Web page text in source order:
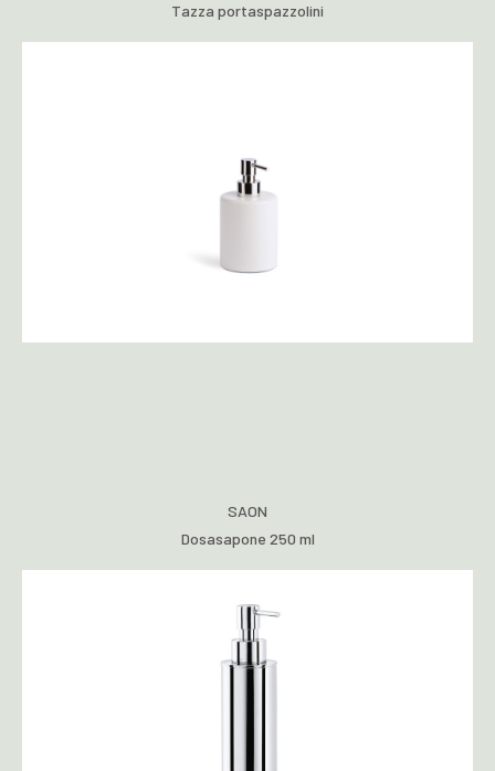
Tazza portaspazzolini
SAON
Dosasapone 250 ml